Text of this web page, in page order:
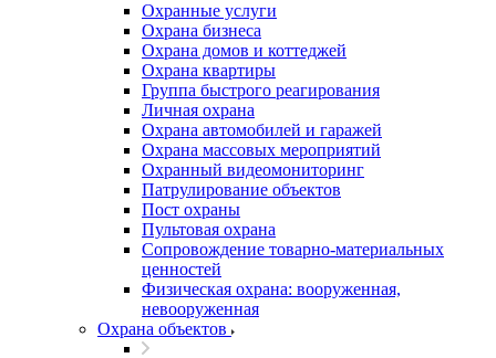
Охранные услуги
Охрана бизнеса
Охрана домов и коттеджей
Охрана квартиры
Группа быстрого реагирования
Личная охрана
Охрана автомобилей и гаражей
Охрана массовых мероприятий
Охранный видеомониторинг
Патрулирование объектов
Пост охраны
Пультовая охрана
Сопровождение товарно-материальных
ценностей
Физическая охрана: вооруженная,
невооруженная
Охрана объектов